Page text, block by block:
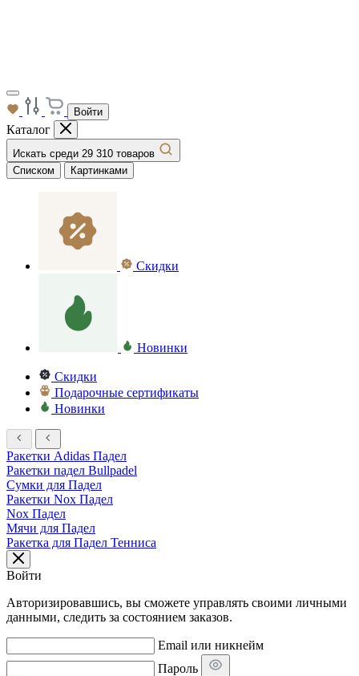
Войти
Каталог
Искать среди 29 310 товаров
Списком
Картинками
Скидки
Новинки
Скидки
Подарочные сертификаты
Новинки
Ракетки Adidas Падел
Ракетки падел Bullpadel
Сумки для Падел
Ракетки Nox Падел
Nox Падел
Мячи для Падел
Ракетка для Падел Тенниса
Войти
Авторизировавшись, вы сможете управлять своими личными
данными, следить за состоянием заказов.
Email или никнейм
Пароль